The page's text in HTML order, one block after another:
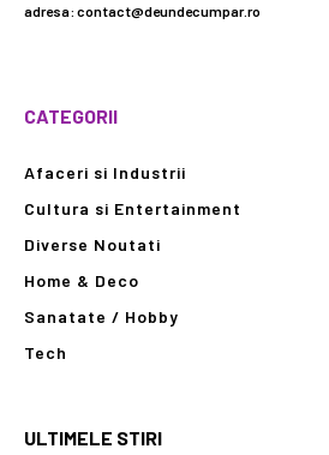
adresa: contact@deundecumpar.ro
CATEGORII
Afaceri si Industrii
Cultura si Entertainment
Diverse Noutati
Home & Deco
Sanatate / Hobby
Tech
ULTIMELE STIRI